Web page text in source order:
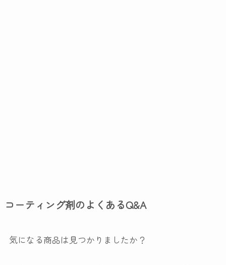
コーティング剤のよくあるQ&A
気になる商品は見つかりましたか？